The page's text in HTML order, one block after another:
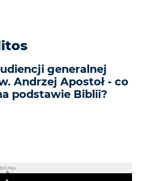
generalnej
Andrzej Apostoł - co
podstawie Biblii?